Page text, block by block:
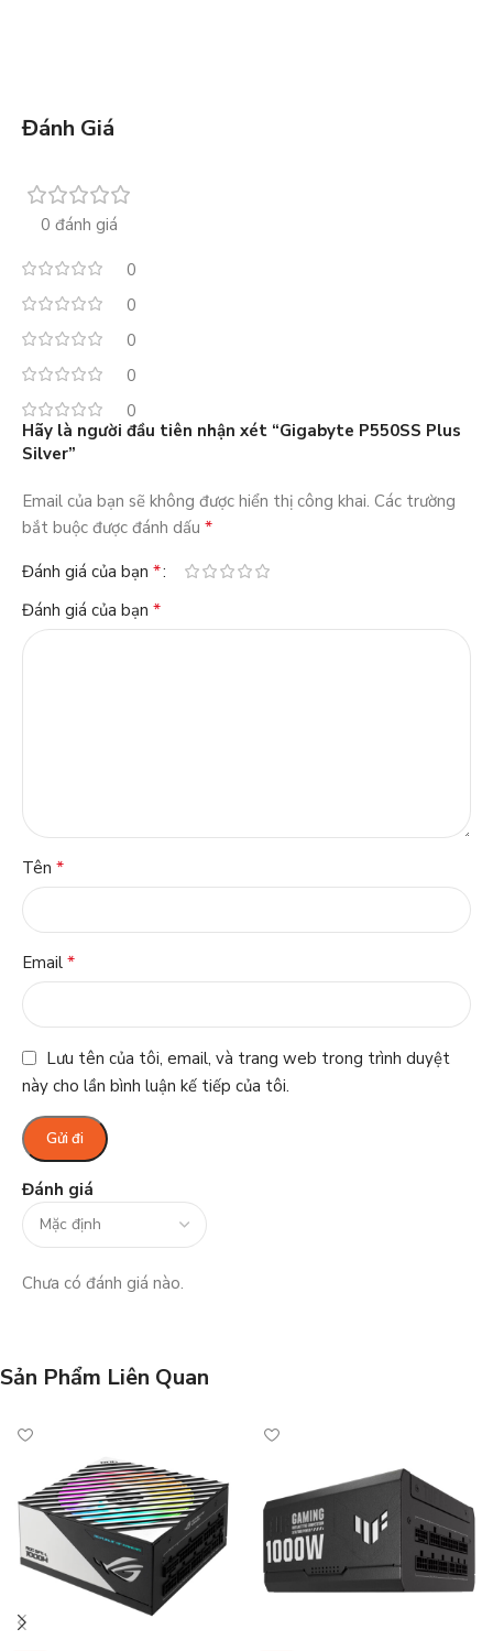
Đánh Giá
0 đánh giá
0
0
0
0
0
Đánh giá
Chưa có đánh giá nào.
Hãy là người đầu tiên nhận xét “Gigabyte P550SS Plus
Silver”
Email của bạn sẽ không được hiển thị công khai. Các trường
bắt buộc được đánh dấu *
Đánh giá của bạn *
Đánh giá của bạn *
Tên *
Email *
Lưu tên của tôi, email, và trang web trong trình duyệt
này cho lần bình luận kế tiếp của tôi.
Sản Phẩm Liên Quan